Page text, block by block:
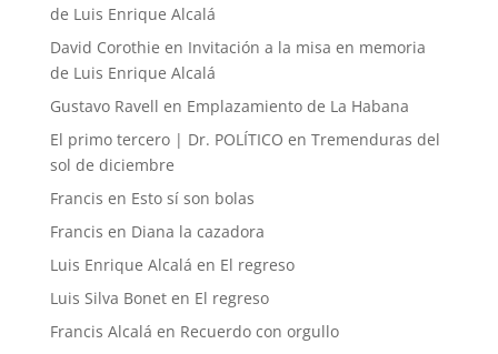
de Luis Enrique Alcalá
David Corothie en Invitación a la misa en memoria
de Luis Enrique Alcalá
Gustavo Ravell en Emplazamiento de La Habana
El primo tercero | Dr. POLÍTICO en Tremenduras del
sol de diciembre
Francis en Esto sí son bolas
Francis en Diana la cazadora
Luis Enrique Alcalá en El regreso
Luis Silva Boneten El regreso
Francis Alcalá en Recuerdo con orgullo